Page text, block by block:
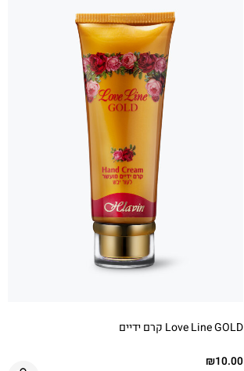
Love Line GOLD קרם ידיים
₪10.00